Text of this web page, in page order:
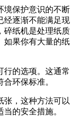
境保护意识的不断
经逐渐不能满足现
碎纸机是处理纸质
如果你有大量的纸
行的选项。这通常
环保标准。
张，这种方法可以
的安全措施。